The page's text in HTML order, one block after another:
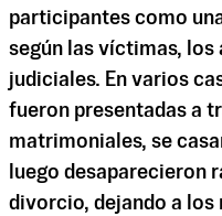
participantes como
según las víctimas, los
judiciales. En varios
fueron presentadas a
matrimoniales, se
luego desaparecieron
divorcio, dejando a